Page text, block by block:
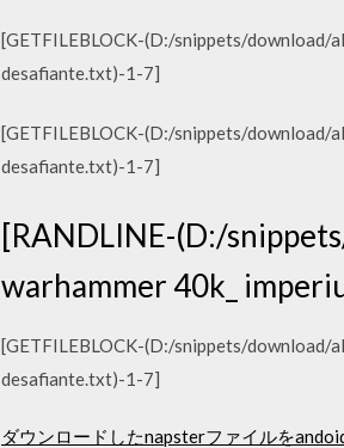
[GETFILEBLOCK-(D:/snippets/download/
desafiante.txt)-1-7]
[GETFILEBLOCK-(D:/snippets/download/
desafiante.txt)-1-7]
[RANDLINE-(D:/
warhammer 40k_
[GETFILEBLOCK-(D:/snippets/download/
desafiante.txt)-1-7]
ダウンロードしたnapsterファイルを